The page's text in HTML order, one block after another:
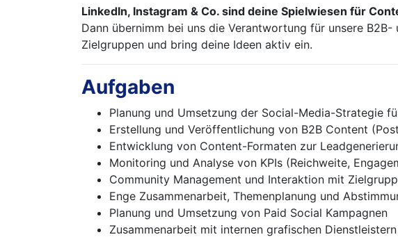
LinkedIn, Instagram & Co. sind deine Spielwiesen für
Dann übernimm bei uns die Verantwortung für unsere
Zielgruppen und bring deine Ideen aktiv ein.
Aufgaben
Planung und Umsetzung der Social-Media-Strategie
Erstellung und Veröffentlichung von B2B Content
Entwicklung von Content-Formaten zur
Monitoring und Analyse von KPIs (Reichweite,
Community Management und Interaktion mit
Enge Zusammenarbeit, Themenplanung und
Planung und Umsetzung von Paid Social Kampagnen
Zusammenarbeit mit internen grafischen